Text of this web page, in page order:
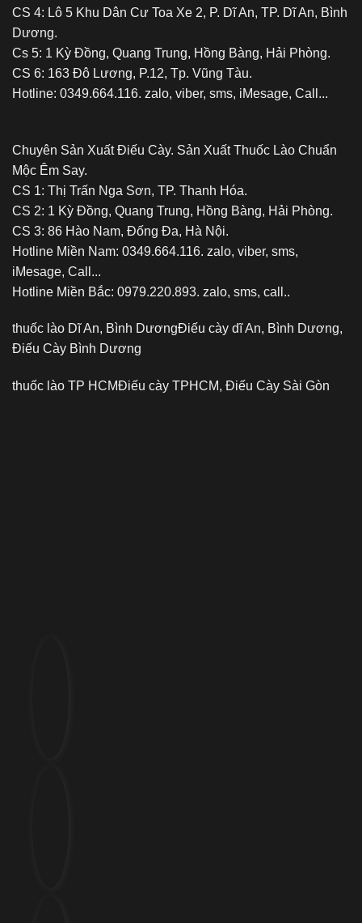
CS 4: Lô 5 Khu Dân Cư Toa Xe 2, P. Dĩ An, TP. Dĩ An, Bình
Dương.
Cs 5: 1 Kỳ Đồng, Quang Trung, Hồng Bàng, Hải Phòng.
CS 6: 163 Đô Lương, P.12, Tp. Vũng Tàu.
Hotline: 0349.664.116. zalo, viber, sms, iMesage, Call...
Chuyên Sản Xuất Điếu Cày. Sản Xuất Thuốc Lào Chuẩn
Mộc Êm Say.
CS 1: Thị Trấn Nga Sơn, TP. Thanh Hóa.
CS 2: 1 Kỳ Đồng, Quang Trung, Hồng Bàng, Hải Phòng.
CS 3: 86 Hào Nam, Đống Đa, Hà Nội.
Hotline Miền Nam: 0349.664.116. zalo, viber, sms,
iMesage, Call...
Hotline Miền Bắc: 0979.220.893. zalo, sms, call..
thuốc lào Dĩ An, Bình DươngĐiếu cày dĩ An, Bình Dương,
Điếu Cày Bình Dương
thuốc lào TP HCMĐiếu cày TPHCM, Điếu Cày Sài Gòn